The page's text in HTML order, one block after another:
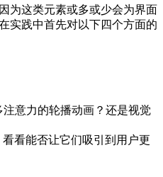
为这类元素或多或少会为界面
实践中首先对以下四个方面的
意力的轮播动画？还是视觉
看能否让它们吸引到用户更